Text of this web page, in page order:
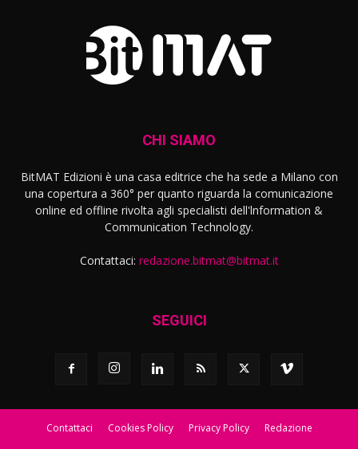
CHI SIAMO
BitMAT Edizioni è una casa editrice che ha sede a Milano con
una copertura a 360° per quanto riguarda la comunicazione
online ed offline rivolta agli specialisti dell'lnformation &
Communication Technology.
Contattaci: redazione.bitmat@bitmat.it
SEGUICI
Contattaci Cookies Policy Privacy Policy Redazione